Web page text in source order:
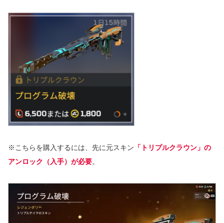
※こちらを購入するには、先に元スキン 「トリプルクラウン」の
アンロック（入手）が必要。